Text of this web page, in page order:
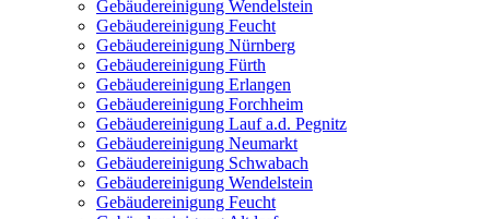
Gebäudereinigung Wendelstein
Gebäudereinigung Feucht
Gebäudereinigung Nürnberg
Gebäudereinigung Fürth
Gebäudereinigung Erlangen
Gebäudereinigung Forchheim
Gebäudereinigung Lauf a.d. Pegnitz
Gebäudereinigung Neumarkt
Gebäudereinigung Schwabach
Gebäudereinigung Wendelstein
Gebäudereinigung Feucht